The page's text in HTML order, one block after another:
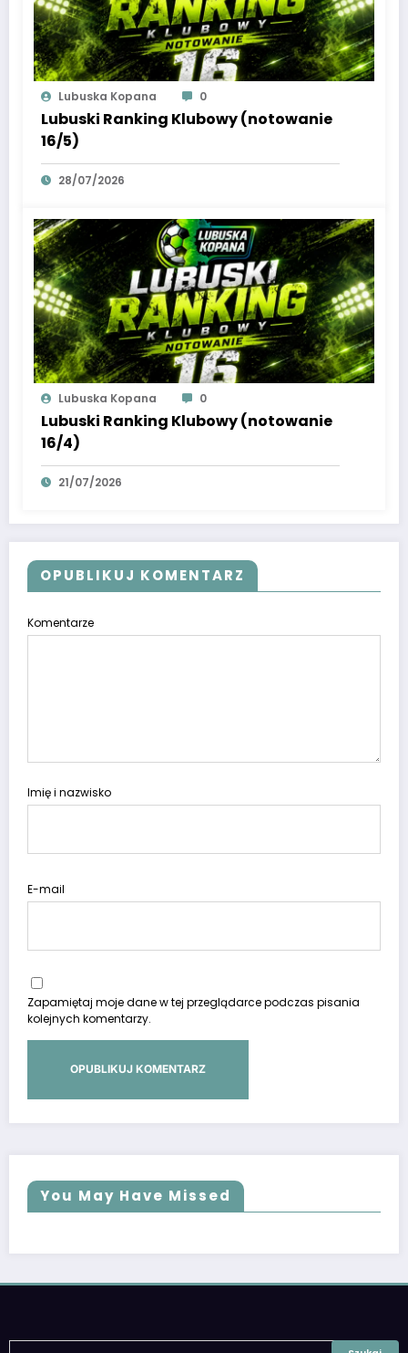
Lubuska Kopana 0
Lubuski Ranking Klubowy (notowanie
16/5)
28/07/2026
Lubuska Kopana 0
Lubuski Ranking Klubowy (notowanie
16/4)
21/07/2026
OPUBLIKUJ KOMENTARZ
Komentarze
Imię i nazwisko
E-mail
Zapamiętaj moje dane w tej przeglądarce podczas pisania
kolejnych komentarzy.
You May Have Missed